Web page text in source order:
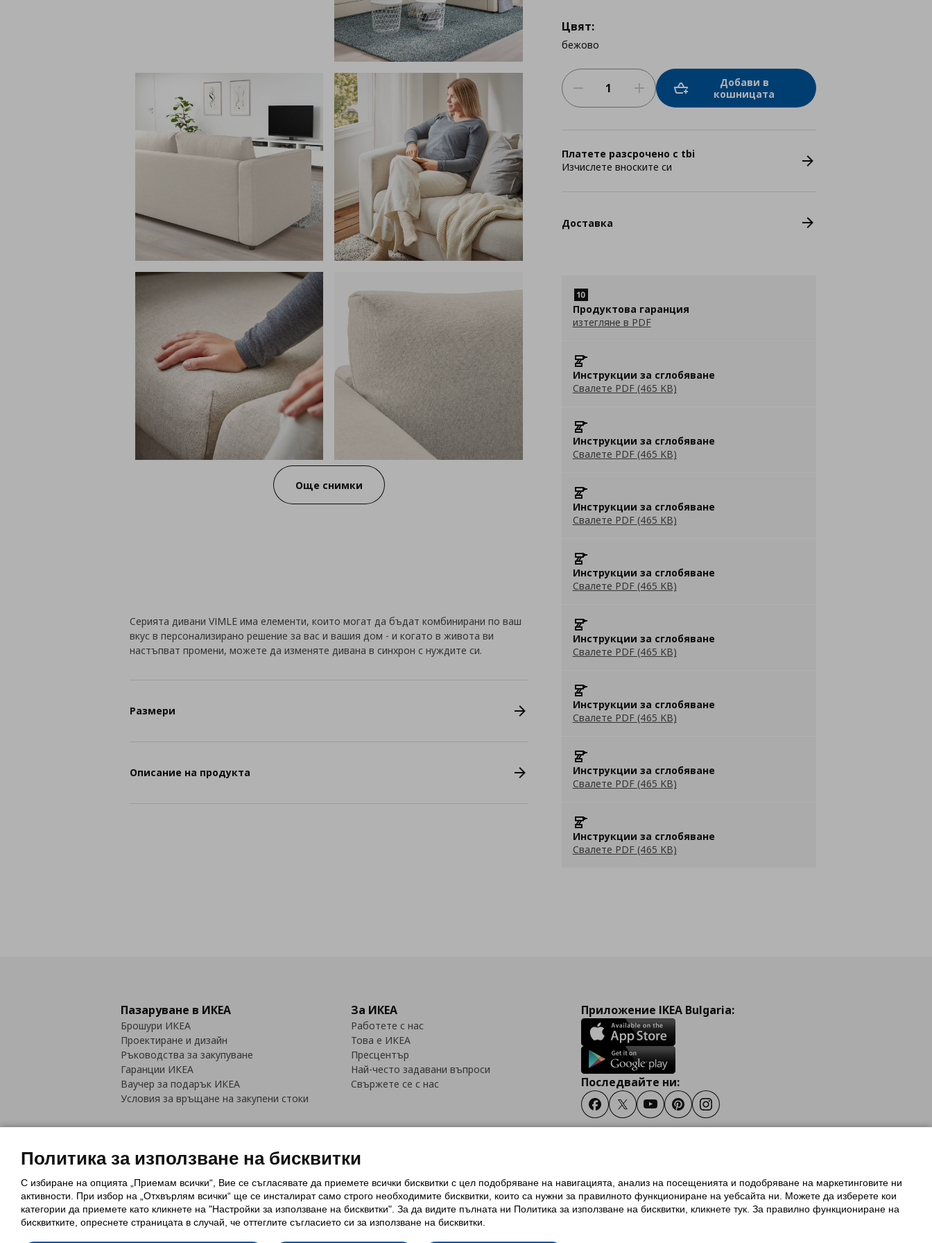
Още снимки
Цвят:
бежово
Добави в
кошницата
Платете разсрочено с tbi
Изчислете вноските си
Доставка
Продуктова гаранция
изтегляне в PDF
Инструкции за сглобяване
Свалете PDF (465 KB)
Инструкции за сглобяване
Свалете PDF (465 KB)
Инструкции за сглобяване
Свалете PDF (465 KB)
Инструкции за сглобяване
Свалете PDF (465 KB)
Инструкции за сглобяване
Свалете PDF (465 KB)
Инструкции за сглобяване
Свалете PDF (465 KB)
Инструкции за сглобяване
Свалете PDF (465 KB)
Инструкции за сглобяване
Свалете PDF (465 KB)
Серията дивани VIMLE има елементи, които могат да бъдат комбинирани по ваш
вкус в персонализирано решение за вас и вашия дом - и когато в живота ви
настъпват промени, можете да изменяте дивана в синхрон с нуждите си.
Размери
Описание на продукта
Пазаруване в ИКЕА
Брошури ИКЕА
Проектиране и дизайн
Ръководства за закупуване
Гаранции ИКЕА
Ваучер за подарък ИКЕА
Условия за връщане на закупени стоки
За ИКЕА
Работете с нас
Това е ИКЕА
Пресцентър
Най-често задавани въпроси
Свържете се с нас
Приложение IKEA Bulgaria:
Последвайте ни:
FacebookTwitterYoutubePinterestInstagram
Политика за използване на бисквитки (Cookies)Избор на настройки за използване на бисквиткиУсловия за ползване на ikea.bg
Обща политика за личните данни
Политика за защита на личните данни на ikea.bg
Общи условия на програма IKEA Family
Политика за защита на лични данни на програма IKEA Family
Политика за използване на бисквитки
С избиране на опцията „Приемам всички“, Вие се съгласявате да приемете всички бисквитки с цел подобряване на навигацията, анализ на посещенията и подобряване на маркетинговите ни
активности. При избор на „Отхвърлям всички“ ще се инсталират само строго необходимитe бисквитки, които са нужни за правилното функциониране на уебсайта ни. Можете да изберете кои
категории да приемете като кликнете на "Настройки за използване на бисквитки". За да видите пълната ни Политика за използване на бисквитки, кликнете тук. За правилно функциониране на
бисквитките, опреснете страницата в случай, че оттеглите съгласието си за използване на бисквитки.